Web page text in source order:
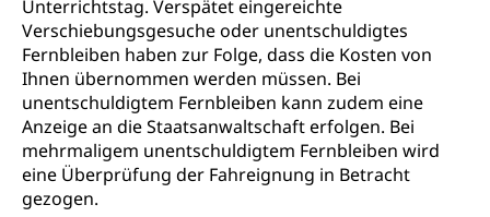
Unterrichtstag. Verspätet eingereichte
Verschiebungsgesuche oder unentschuldigtes
Fernbleiben haben zur Folge, dass die Kosten von
Ihnen übernommen werden müssen. Bei
unentschuldigtem Fernbleiben kann zudem eine
Anzeige an die Staatsanwaltschaft erfolgen. Bei
mehrmaligem unentschuldigtem Fernbleiben wird
eine Überprüfung der Fahreignung in Betracht
gezogen.
Fachklasse Grafik
Gesundheitsmittelschule
Informatikmittelschule
Wirtschaftsmittelschule
FMS und Vollzeitschulen mit BM
Sekundarschule
Schulpflicht
Kindergarten & Basisstufe
Förderangebote
Sonderschulung
Stipendien Universität Luzern unilu
Finanzielle Unterstützung für Ausbildung
Pflege HF oder Studium Pflege FH
Fachstelle Stipendien (beruf.lu.ch)
Studienbeiträge Höhere Berufsbildung
Universität
Technische Hochschule, Studium,
Hochschulstudium, Universitätsstudium,
universitäre Ausbildung, akademische Ausbildung,
Hochschulbildung, Hochschule, universitäre
Hochschule, Bachelor, Master, Doktorat,
Weiterbildung, Forschung, Entwicklung,
Dienstleistungen, Hochschule Luzern,